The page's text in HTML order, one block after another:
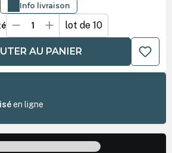
Info livraison
lot de 10
AU PANIER
en ligne